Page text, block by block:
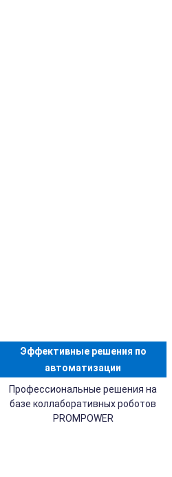
Эффективные решения по
автоматизации
Профессиональные решения на
базе коллаборативных роботов
PROMPOWER